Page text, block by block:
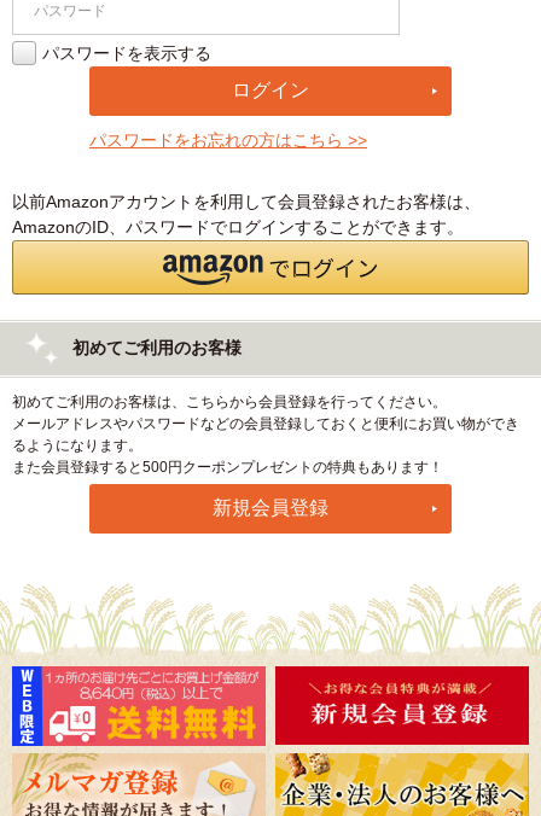
パスワードを表示する
パスワードをお忘れの方はこちら >>
以前Amazonアカウントを利用して会員登録されたお客様は、
AmazonのID、パスワードでログインすることができます。
初めてご利用のお客様
初めてご利用のお客様は、こちらから会員登録を行ってください。
メールアドレスやパスワードなどの会員登録しておくと便利にお買い物ができ
るようになります。
また会員登録すると500円クーポンプレゼントの特典もあります！